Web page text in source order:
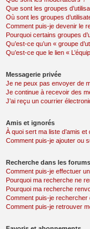
Que sont les groupes
Où sont les groupes
Comment puis-je devenir le
Pourquoi certains groupes
Qu’est-ce qu’un « groupe
Qu’est-ce que le lien «
Messagerie privée
Je ne peux pas envoyer de
Je continue à recevoir des
J’ai reçu un courrier
Amis et ignorés
À quoi sert ma liste d’amis et
Comment puis-je ajouter ou
Recherche dans les forums
Comment puis-je effectuer
Pourquoi ma recherche ne
Pourquoi ma recherche
Comment puis-je rechercher
Comment puis-je retrouver